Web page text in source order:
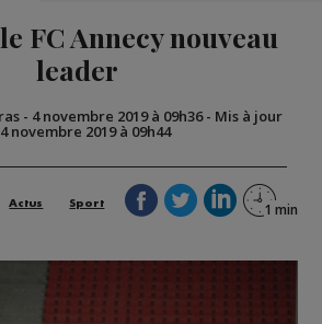
BIGARD
FC Annecy nouveau
leader
- 4 novembre 2019 à 09h36- Mis à jour
novembre 2019 à 09h44
Actus Sport